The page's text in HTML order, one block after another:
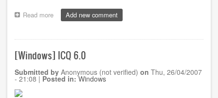
Read more about
[Lifetime]
4-
3
gewonnen
Bart!
Add new comment
[Windows] ICQ 6.0
Submitted by Anonymous (not verified) on Thu, 26/04/2007
- 21:08 | Posted in:Windows